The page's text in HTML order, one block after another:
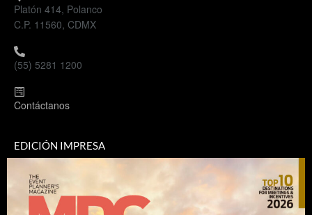
Platón 414, Polanco
C.P. 11560, CDMX
(55) 5281 1200
Contáctanos
EDICIÓN IMPRESA